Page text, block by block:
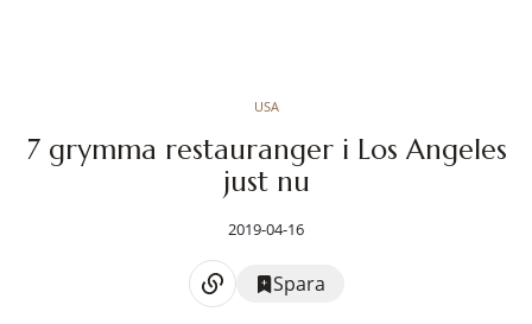
USA
7 grymma restauranger i Los Angeles
just nu
2019-04-16
Spara